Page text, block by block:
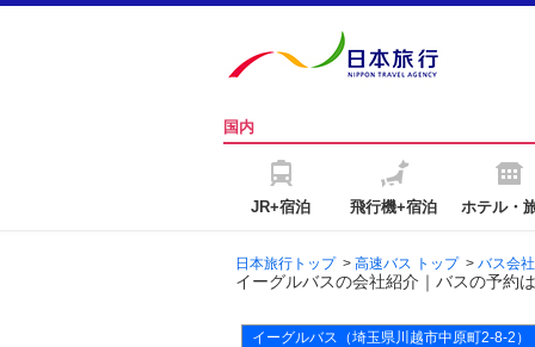
国内
JR+宿泊 飛行機+宿泊 ホテル・
日本旅行トップ> 高速バス トップ> バス会
イーグルバスの会社紹介｜バスの予約
イーグルバス （埼玉県川越市中原町2-8-2）